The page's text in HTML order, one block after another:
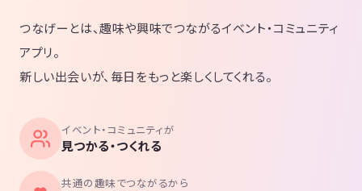
つなげーとは、趣味や興味でつながるイベント・コミュニティ
アプリ。
新しい出会いが、毎日をもっと楽しくしてくれる。
イベント・コミュニティが
見つかる・つくれる
共通の趣味でつながるから